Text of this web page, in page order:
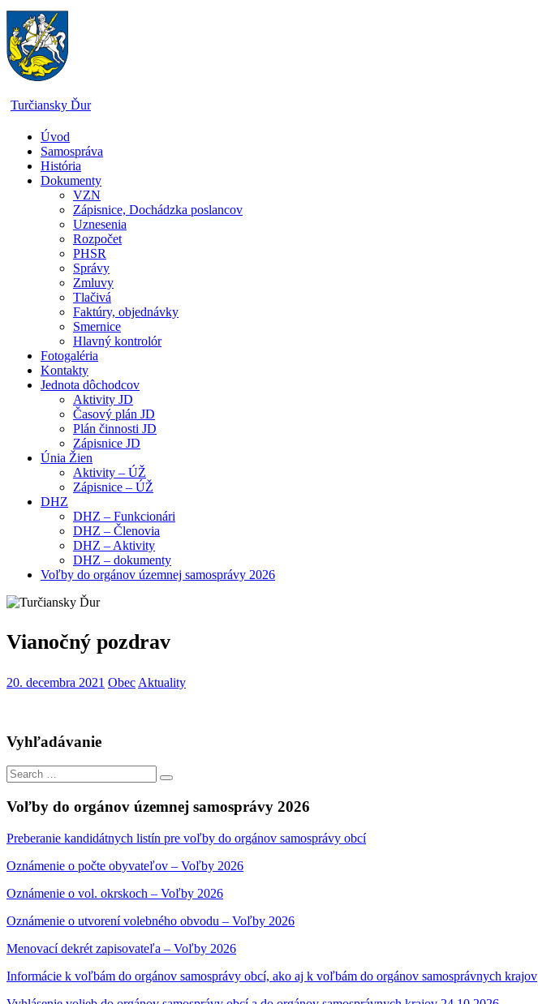
Skip
to
content
Turčiansky Ďur
Oficiálne
stránky
obce
Turčiansky
Úvod
Samospráva
História
Dokumenty
VZN
Zápisnice, Dochádzka poslancov
Uznesenia
Rozpočet
PHSR
Správy
Zmluvy
Tlačivá
Faktúry, objednávky
Smernice
Hlavný kontrolór
Fotogaléria
Kontakty
Jednota dôchodcov
Aktivity JD
Časový plán JD
Plán činnosti JD
Zápisnice JD
Únia Žien
Aktivity – ÚŽ
Zápisnice – ÚŽ
DHZ
DHZ – Funkcionári
DHZ – Členovia
DHZ – Aktivity
DHZ – dokumenty
Voľby do orgánov územnej samosprávy 2026
Vianočný pozdrav
20. decembra 2021 Obec Aktuality
Vyhľadávanie
Search
for:
Search
Voľby do orgánov územnej samosprávy 2026
Preberanie kandidátnych listín pre voľby do orgánov samosprávy obcí
Oznámenie o počte obyvateľov – Voľby 2026
Oznámenie o vol. okrskoch – Voľby 2026
Oznámenie o utvorení volebného obvodu – Voľby 2026
Menovací dekrét zapisovateľa – Voľby 2026
Informácie k voľbám do orgánov samosprávy obcí, ako aj k voľbám do orgánov samosprávnych krajov